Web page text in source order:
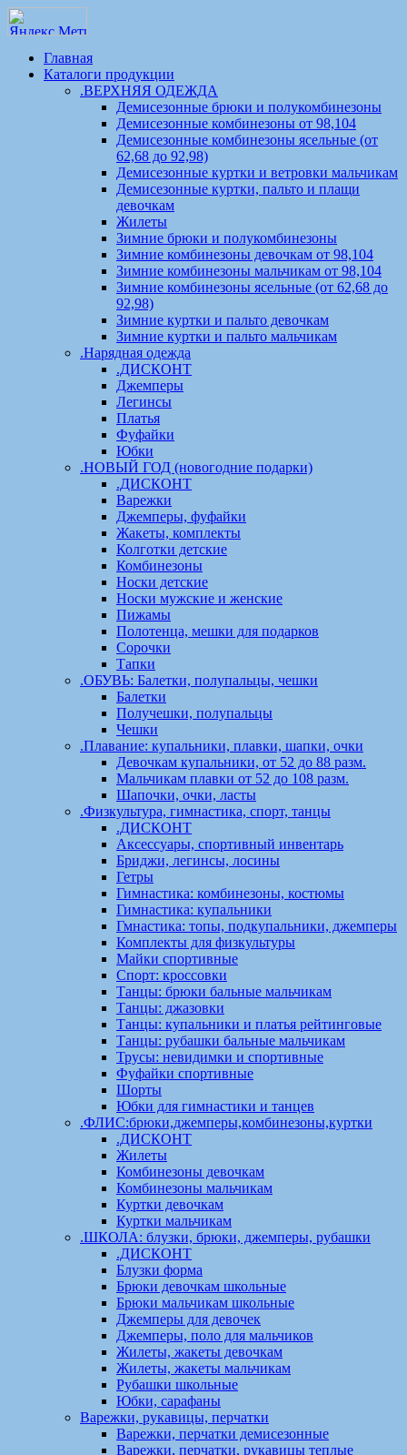
Главная
Каталоги продукции
.ВЕРХНЯЯ ОДЕЖДА
Демисезонные брюки и полукомбинезоны
Демисезонные комбинезоны от 98,104
Демисезонные комбинезоны ясельные (от
62,68 до 92,98)
Демисезонные куртки и ветровки мальчикам
Демисезонные куртки, пальто и плащи
девочкам
Жилеты
Зимние брюки и полукомбинезоны
Зимние комбинезоны девочкам от 98,104
Зимние комбинезоны мальчикам от 98,104
Зимние комбинезоны ясельные (от 62,68 до
92,98)
Зимние куртки и пальто девочкам
Зимние куртки и пальто мальчикам
.Нарядная одежда
.ДИСКОНТ
Джемперы
Легинсы
Платья
Фуфайки
Юбки
.НОВЫЙ ГОД (новогодние подарки)
.ДИСКОНТ
Варежки
Джемперы, фуфайки
Жакеты, комплекты
Колготки детские
Комбинезоны
Носки детские
Носки мужские и женские
Пижамы
Полотенца, мешки для подарков
Сорочки
Тапки
.ОБУВЬ: Балетки, полупальцы, чешки
Балетки
Получешки, полупальцы
Чешки
.Плавание: купальники, плавки, шапки, очки
Девочкам купальники, от 52 до 88 разм.
Мальчикам плавки от 52 до 108 разм.
Шапочки, очки, ласты
.Физкультура, гимнастика, спорт, танцы
.ДИСКОНТ
Аксессуары, спортивный инвентарь
Бриджи, легинсы, лосины
Гетры
Гимнастика: комбинезоны, костюмы
Гимнастика: купальники
Гмнастика: топы, подкупальники, джемперы
Комплекты для физкультуры
Майки спортивные
Спорт: кроссовки
Танцы: брюки бальные мальчикам
Танцы: джазовки
Танцы: купальники и платья рейтинговые
Танцы: рубашки бальные мальчикам
Трусы: невидимки и спортивные
Фуфайки спортивные
Шорты
Юбки для гимнастики и танцев
.ФЛИС:брюки,джемперы,комбинезоны,куртки
.ДИСКОНТ
Жилеты
Комбинезоны девочкам
Комбинезоны мальчикам
Куртки девочкам
Куртки мальчикам
.ШКОЛА: блузки, брюки, джемперы, рубашки
.ДИСКОНТ
Блузки форма
Брюки девочкам школьные
Брюки мальчикам школьные
Джемперы для девочек
Джемперы, поло для мальчиков
Жилеты, жакеты девочкам
Жилеты, жакеты мальчикам
Рубашки школьные
Юбки, сарафаны
Варежки, рукавицы, перчатки
Варежки, перчатки демисезонные
Варежки, перчатки, рукавицы теплые